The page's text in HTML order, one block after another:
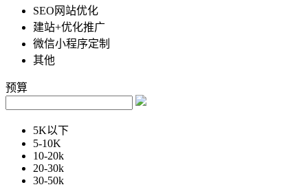
SEO网站优化
建站+优化推广
微信小程序定制
其他
预算
5K以下
5-10K
10-20k
20-30k
30-50k